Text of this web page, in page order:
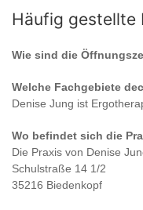
Häufig gestellte
Wie sind die
Welche Fachgebiete
Denise Jung ist
Wo befindet sich die
Die Praxis von Denise
Schulstraße 14 1/2
35216 Biedenkopf